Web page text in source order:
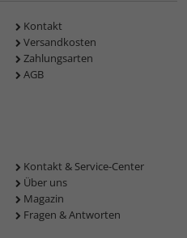
Kontakt
Versandkosten
Zahlungsarten
AGB
Kontakt & Service-Center
Über uns
Magazin
Fragen & Antworten